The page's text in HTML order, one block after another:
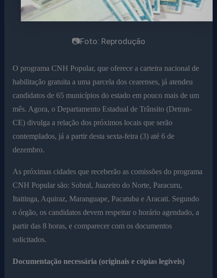
📷Foto: Reprodução
O programa CNH Popular, que oferece a carteira nacional de
habilitação gratuita a uma parcela dos cearenses, já atendeu
candidatos de 65 municípios do estado em pouco mais de um
mês. Agora, o Departamento Estadual de Trânsito (Detran-
CE) divulga a relação dos próximos locais que serão
contemplados, já a partir desta sexta-feira (3) até 6 de
dezembro.
As próximas cidades que receberão as comissões do programa
CNH Popular são: Sobral, Juazeiro do Norte, Paracuru,
Itaitinga, Aquiraz, Maranguape, Pacatuba e Aracati. Segundo
o órgão, os candidatos devem respeitar o horário agendado, a
partir das 8 horas, e comparecer com os documentos
solicitados.
Documentação necessária (originais e cópias legíveis)